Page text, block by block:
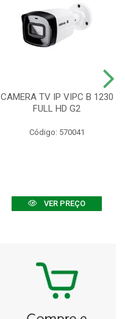
CAMERA TV IP VIPC B 1230
FULL HD G2
Código: 570041
VER PREÇO